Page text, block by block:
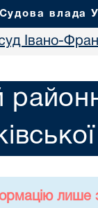
Судова влада
Івано-
лише